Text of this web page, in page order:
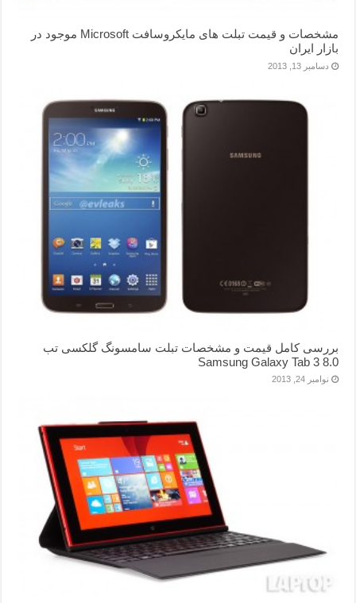
مشخصات و قیمت تبلت های مایکروسافت Microsoft موجود در
بازار ایران
دسامبر 13, 2013
بررسی کامل قیمت و مشخصات تبلت سامسونگ گلکسی تب
Samsung Galaxy Tab 3 8.0
نوامبر 24, 2013